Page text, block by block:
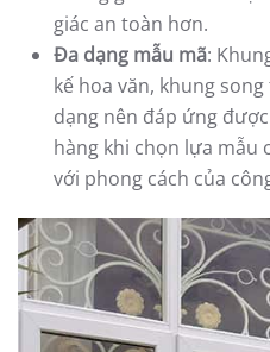
giác an toàn hơn.
Đa dạng mẫu mã:
kế hoa văn, khung
dạng nên đáp ứng
hàng khi chọn lựa mẫu
với phong cách của